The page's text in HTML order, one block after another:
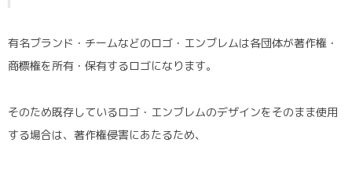
有名ブランド・チームなどのロゴ・エンブレムは各団体が著作権・
商標権を所有・保有するロゴになります。
そのため既存しているロゴ・エンブレムのデザインをそのまま使用
する場合は、著作権侵害にあたるため、